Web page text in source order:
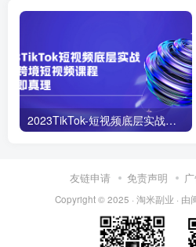
2023TikTok-短视频底层实战，海外跨境短视频课程
友链申请 免责声明
Copyright © 2025 · 淘米副业 · 由